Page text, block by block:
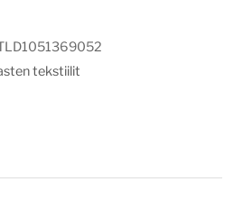
tekstiilit